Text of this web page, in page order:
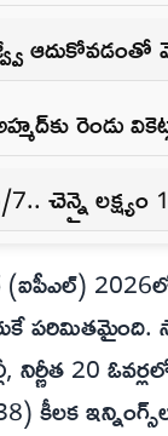
ఆదుకోవడంతో
రెండు
చెన్నై లక్ష్యం
2026లో
నిర్ణీత 20
కీలక